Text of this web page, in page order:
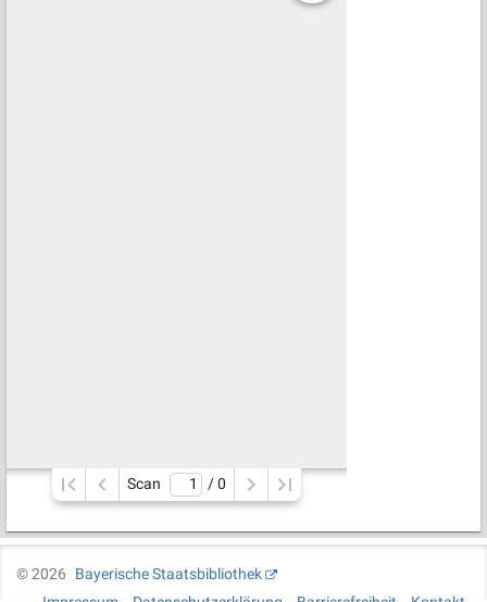
Scan / 0
©2026
Bayerische Staatsbibliothek